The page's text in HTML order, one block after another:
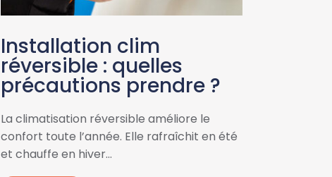
Installation clim
réversible : quelles
précautions prendre ?
La climatisation réversible améliore le
confort toute l’année. Elle rafraîchit en été
et chauffe en hiver…